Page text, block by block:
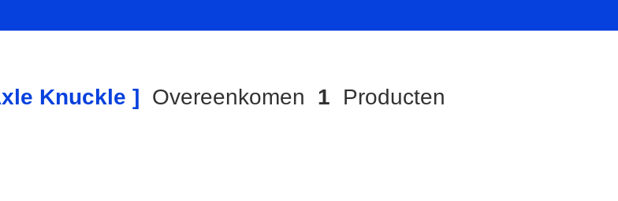
Knuckle ] Overeenkomen 1 Producten